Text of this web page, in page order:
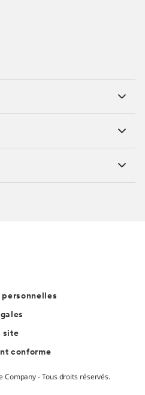
site
conforme
- Tous droits réservés.